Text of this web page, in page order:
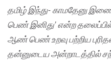
தமிழ் இந்து- காமதேனு
பெண் இனிது’ என்ற
ஆண் பெண் உறவு பற்றிய
தன்னுடைய அன்றாடத்தில்